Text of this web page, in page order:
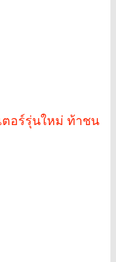
ตอร์รุ่นใหม่ ท้าชน